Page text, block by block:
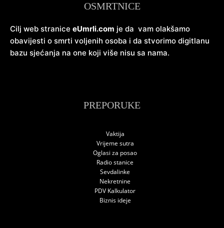
OSMRTNICE
Cilj web stranice eUmrli.com je da vam olakšamo
obavijesti o smrti voljenih osoba i da stvorimo digitlanu
bazu sjećanja na one koji više nisu sa nama.
PREPORUKE
Vaktija
Vrijeme sutra
Oglasi za posao
Radio stanice
Sevdalinke
Nekretnine
PDV Kalkulator
Biznis ideje